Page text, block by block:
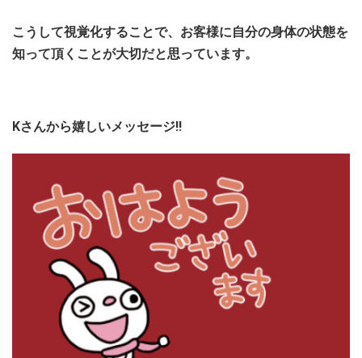
こ うして視覚化することで、お客様に自分の身体の状態を
知って頂くことが大切だと思っています。
Kさんから嬉しいメッセージ!!